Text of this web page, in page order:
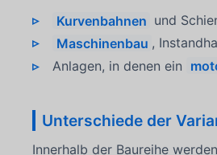
Kurvenbahnen und
Maschinenbau ,
Anlagen, in denen ein
Unterschiede der
Innerhalb der Baureihe